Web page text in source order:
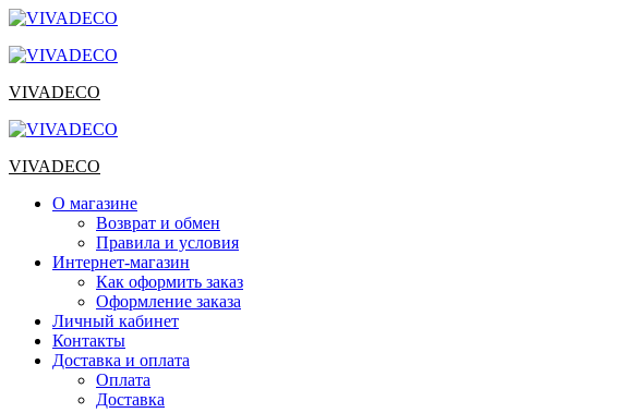
Перейти
содержимому
VIVADECO
VIVADECO
О магазине
Возврат и обмен
Правила и условия
Интернет-магазин
Как оформить заказ
Оформление заказа
Личный кабинет
Контакты
Доставка и оплата
Оплата
Доставка